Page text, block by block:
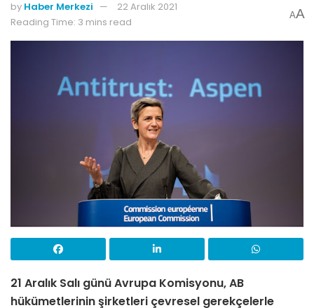
by Haber Merkezi
22 Aralık 2021
Reading Time: 3 mins read
AA
21 Aralık Salı günü Avrupa Komisyonu, AB
hükümetlerinin şirketleri çevresel gerekçelerle